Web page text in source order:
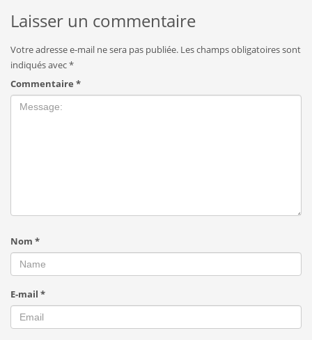
Laisser un commentaire
Votre adresse e-mail ne sera pas publiée. Les champs obligatoires sont
indiqués avec*
Commentaire *
Nom *
E-mail *